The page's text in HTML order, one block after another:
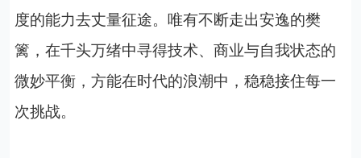
度的能力去丈量征途。唯有不断走出安逸的樊
篱，在千头万绪中寻得技术、商业与自我状态的
微妙平衡，方能在时代的浪潮中，稳稳接住每一
次挑战。